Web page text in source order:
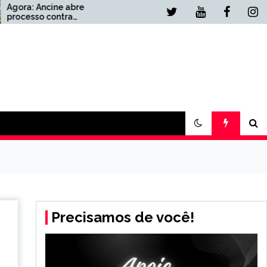
Urgente: PF deve chamar
Lulinha para depor
presencialmente
Precisamos de você!